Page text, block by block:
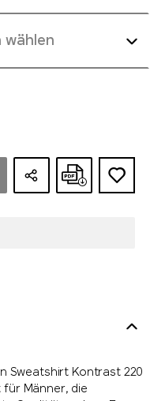
Sweatshirt Kontrast 220
für Männer, die